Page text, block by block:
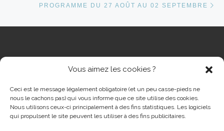
Vous aimez les cookies ?
Ceci est le message légalement obligatoire (et un peu casse-pieds ne
nous le cachons pas) qui vous informe que ce site utilise des cookies.
Nous utilisons ceux-ci principalement à des fins statistiques. Les logiciels
qui propulsent le site peuvent les utiliser à des fins publicitaires.
PROGRAMME DU 27 AOÛT AU 02 SEPTEMBRE